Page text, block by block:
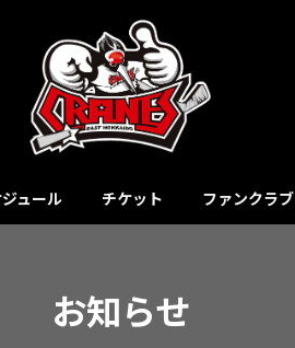
ュール チケット ファンクラブ
お知らせ